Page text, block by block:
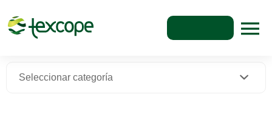
Seleccionar categoría